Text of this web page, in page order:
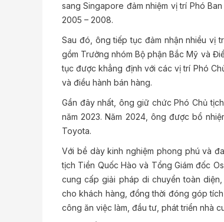
sang Singapore đảm nhiệm vị trí Phó
2005 – 2008.
Sau đó, ông tiếp tục đảm nhận nhiều vị
gồm Trưởng nhóm Bộ phận Bắc Mỹ và
tục được khẳng định với các vị trí Phó
và điều hành bán hàng.
Gần đây nhất, ông giữ chức Phó Chủ
năm 2023. Năm 2024, ông được bổ
Toyota.
Với bề dày kinh nghiệm phong phú và
tịch Tiền Quốc Hào và Tổng Giám đốc
cung cấp giải pháp di chuyển toàn
cho khách hàng, đồng thời đóng góp
công ăn việc làm, đầu tư, phát triển nhà